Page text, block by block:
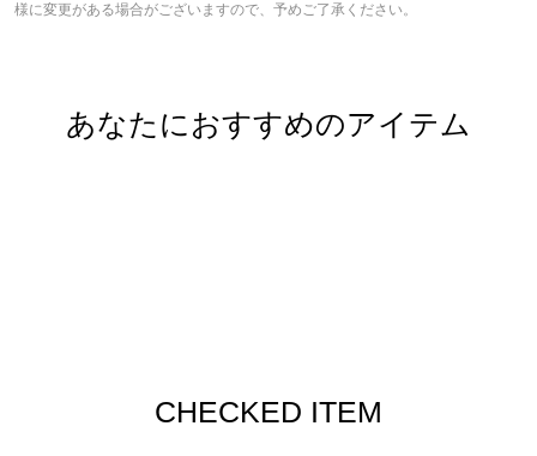
様に変更がある場合がございますので、予めご了承ください。
あなたにおすすめのアイテム
CHECKED ITEM